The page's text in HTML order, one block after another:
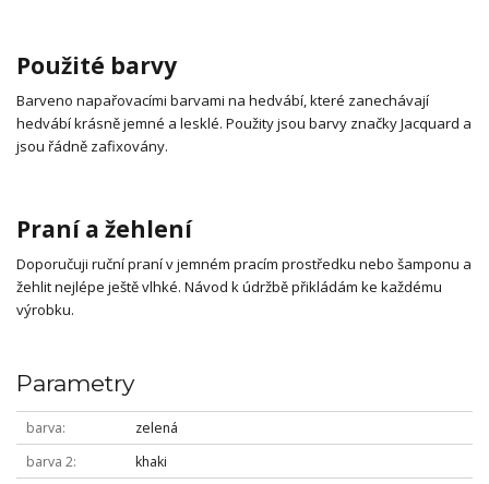
Použité barvy
Barveno napařovacími barvami na hedvábí, které zanechávají
hedvábí krásně jemné a lesklé. Použity jsou barvy značky Jacquard a
jsou řádně zafixovány.
Praní a žehlení
Doporučuji ruční praní v jemném pracím prostředku nebo šamponu a
žehlit nejlépe ještě vlhké. Návod k údržbě přikládám ke každému
výrobku.
Parametry
barva
zelená
barva 2
khaki